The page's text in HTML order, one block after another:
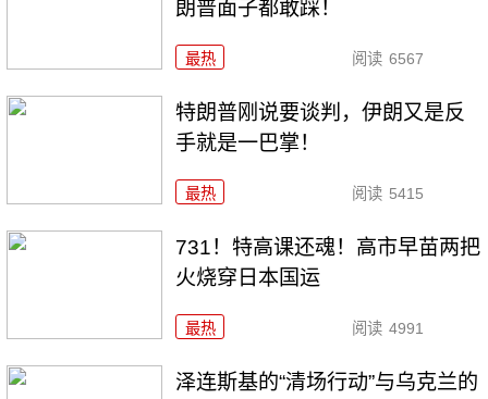
朗普面子都敢踩！
最热 阅读 6567
特朗普刚说要谈判，伊朗又是反
手就是一巴掌！
最热 阅读 5415
731！特高课还魂！高市早苗两把
火烧穿日本国运
最热 阅读 4991
泽连斯基的“清场行动”与乌克兰的